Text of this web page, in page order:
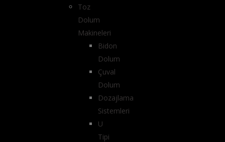
Toz
Dolum
Makineleri
Bidon
Dolum
Çuval
Dolum
Dozajlama
Sistemleri
U
Tipi